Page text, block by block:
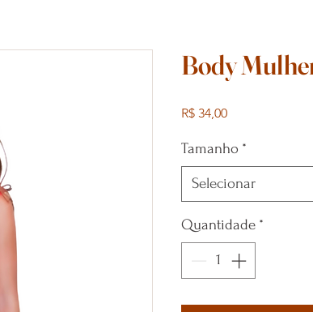
Body
R$ 34,00Preço
Tamanho *
Selecionar
Quantidade *